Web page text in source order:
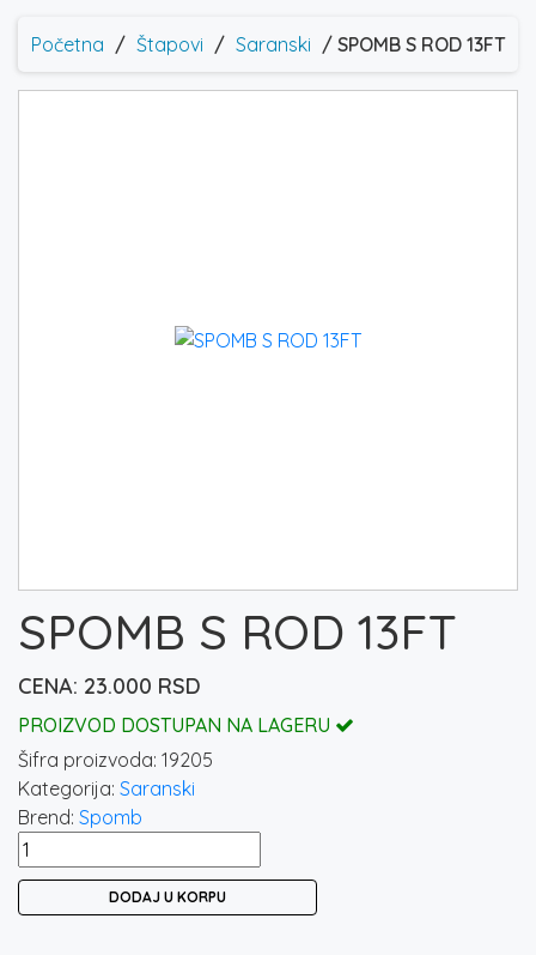
Početna / Štapovi / Saranski / SPOMB S ROD 13FT
SPOMB S ROD 13FT
23.000 RSD
PROIZVOD DOSTUPAN NA LAGERU
Šifra proizvoda: 19205
Kategorija: Saranski
Brend: Spomb
SPOMB
S
DODAJ U KORPU